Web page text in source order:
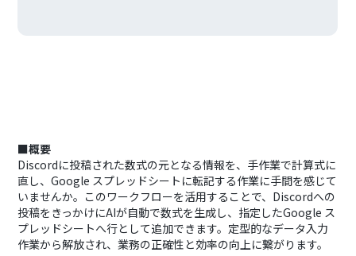
■概要
Discordに投稿された数式の元となる情報を、手作業で計算式に
直し、Google スプレッドシートに転記する作業に手間を感じて
いませんか。このワークフローを活用することで、Discordへの
投稿をきっかけにAIが自動で数式を生成し、指定したGoogle ス
プレッドシートへ行として追加できます。定型的なデータ入力
作業から解放され、業務の正確性と効率の向上に繋がります。